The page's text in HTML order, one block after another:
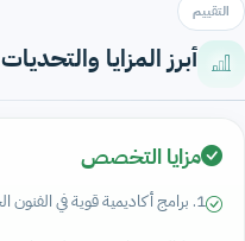
التقييم
أبرز المزايا والتحديات
مزايا التخصص
1. برامج أكاديمية قوية في الفنون الحرة والعلوم.